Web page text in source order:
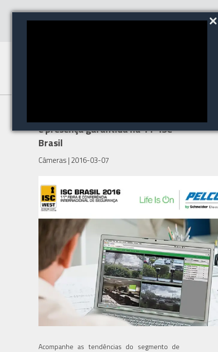
é presença garantida na 11ª ISC
Brasil
Câmeras | 2016-03-07
Acompanhe as tendências do segmento de